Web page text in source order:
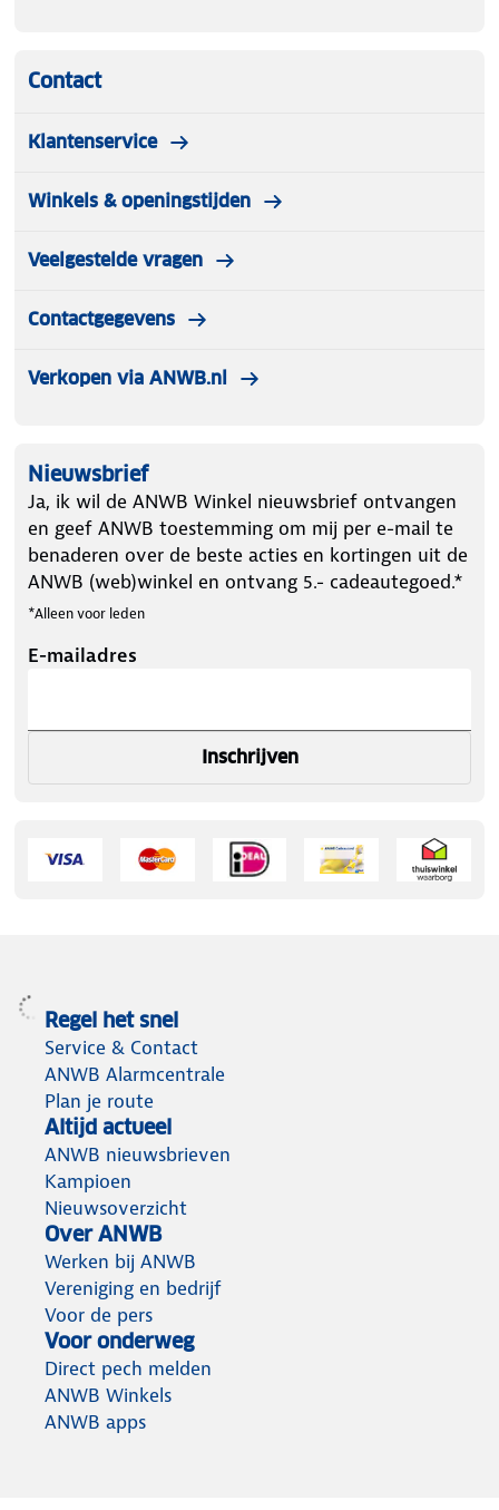
Contact
Klantenservice
Winkels & openingstijden
Veelgestelde vragen
Contactgegevens
Verkopen via ANWB.nl
Nieuwsbrief
Ja, ik wil de ANWB Winkel nieuwsbrief ontvangen
en geef ANWB toestemming om mij per e-mail te
benaderen over de beste acties en kortingen uit de
ANWB (web)winkel en ontvang 5.- cadeautegoed.*
*Alleen voor leden
E-mailadres
Inschrijven
Regel het snel
Service & Contact
ANWB Alarmcentrale
Plan je route
Altijd actueel
ANWB nieuwsbrieven
Kampioen
Nieuwsoverzicht
Over ANWB
Werken bij ANWB
Vereniging en bedrijf
Voor de pers
Voor onderweg
Direct pech melden
ANWB Winkels
ANWB apps